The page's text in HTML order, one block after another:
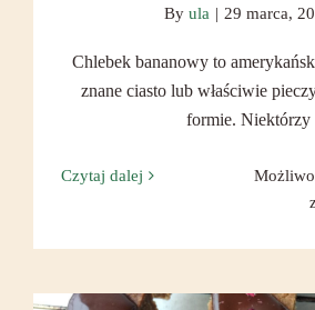
By ula | 29 marca,
Chlebek bananowy to
znane ciasto lub właściwie
formie. Niektórzy
Czytaj dalej